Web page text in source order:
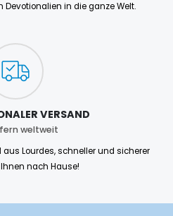
in die ganze Welt.
VERSAND
weltweit
aus Lourdes, schneller und sicherer
nach Hause!